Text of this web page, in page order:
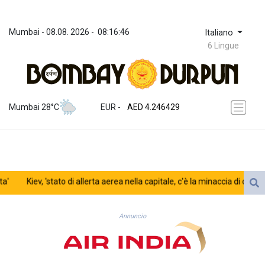
Mumbai - 08.08. 2026 - 08:16:46 Italiano
6 Lingue
Mumbai 28°C EUR -
ZWL 372.275202
AED 4.246429
AFN 76.887634
ARS 1724.882575
AUD 1.635501
AZN 1.97002
BAM 1.961391
BBD 2.328337
BDT 143.102254
Kiev, 'stato di allerta aerea nella capitale, c'è la minaccia di droni
Annuncio